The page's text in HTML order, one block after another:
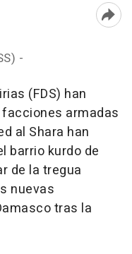
-
(FDS) han
armadas
al Shara han
barrio kurdo de
de la tregua
nuevas
tras la